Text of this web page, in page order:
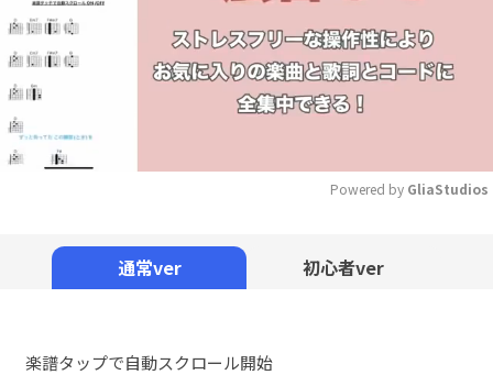
Powered by GliaStudios
通常ver 初心者ver
楽譜タップで自動スクロール開始